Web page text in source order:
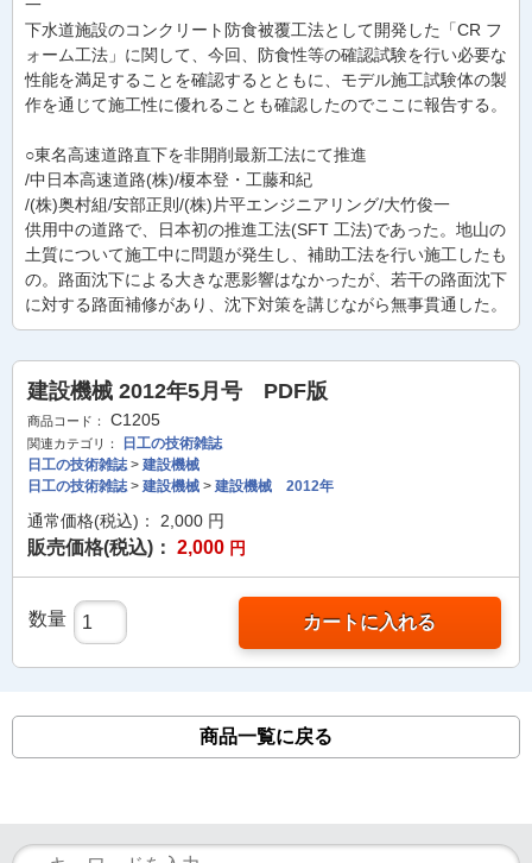
一
下水道施設のコンクリート防食被覆工法として開発した「CR フ
ォーム工法」に関して、今回、防食性等の確認試験を行い必要な
性能を満足することを確認するとともに、モデル施工試験体の製
作を通じて施工性に優れることも確認したのでここに報告する。
○東名高速道路直下を非開削最新工法にて推進
/中日本高速道路(株)/榎本登・工藤和紀
/(株)奥村組/安部正則/(株)片平エンジニアリング/大竹俊一
供用中の道路で、日本初の推進工法(SFT 工法)であった。地山の
土質について施工中に問題が発生し、補助工法を行い施工したも
の。路面沈下による大きな悪影響はなかったが、若干の路面沈下
に対する路面補修があり、沈下対策を講じながら無事貫通した。
建設機械 2012年5月号 PDF版
商品コード： C1205
関連カテゴリ：
日工の技術雑誌
日工の技術雑誌> 建設機械
日工の技術雑誌> 建設機械 > 建設機械 2012年
通常価格(税込)： 2,000 円
販売価格(税込)： 2,000 円
数量 カートに入れる
商品一覧に戻る